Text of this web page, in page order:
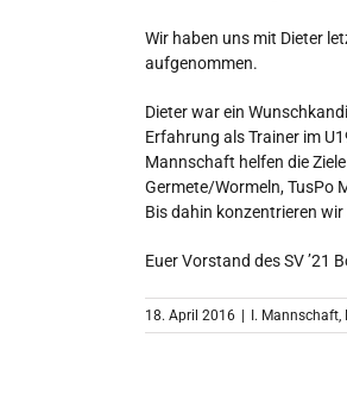
Wir haben uns mit Dieter
aufgenommen.
Dieter war ein
Erfahrung als Trainer im
Mannschaft helfen die
Germete/Wormeln, TusPo
Bis dahin konzentrieren
Euer Vorstand des SV ’21
18. April 2016 I. Mannschaft,